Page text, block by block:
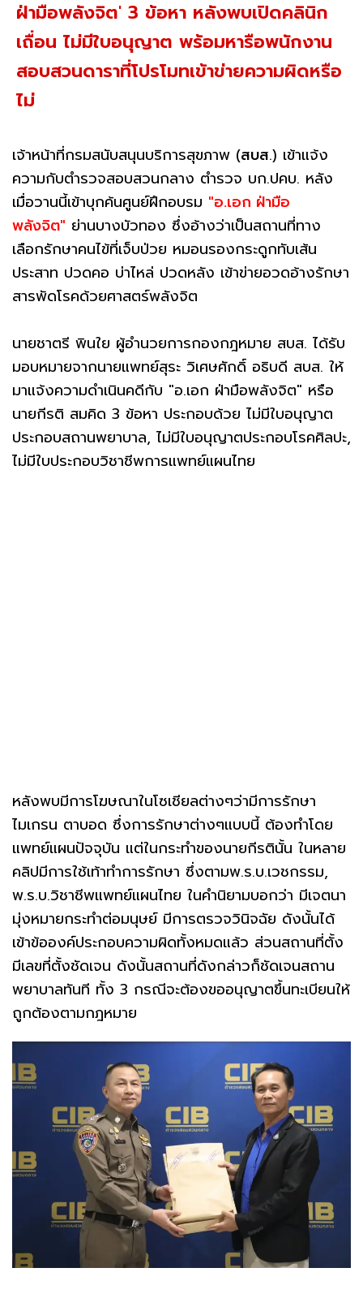
ฝ่ามือพลังจิต' 3 ข้อหา หลังพบเปิดคลินิก
เถื่อน ไม่มีใบอนุญาต พร้อมหารือพนักงาน
สอบสวนดาราที่โปรโมทเข้าข่ายความผิดหรือ
ไม่
เจ้าหน้าที่กรมสนับสนุนบริการสุขภาพ (สบส.) เข้าแจ้ง
ความกับตำรวจสอบสวนกลาง ตำรวจ บก.ปคบ. หลัง
เมื่อวานนี้เข้าบุกค้นศูนย์ฝึกอบรม "อ.เอก ฝ่ามือ
พลังจิต" ย่านบางบัวทอง ซึ่งอ้างว่าเป็นสถานที่ทาง
เลือกรักษาคนไข้ที่เจ็บป่วย หมอนรองกระดูกทับเส้น
ประสาท ปวดคอ บ่าไหล่ ปวดหลัง เข้าข่ายอวดอ้างรักษา
สารพัดโรคด้วยศาสตร์พลังจิต
นายชาตรี พินใย ผู้อำนวยการกองกฎหมาย สบส. ได้รับ
มอบหมายจากนายแพทย์สุระ วิเศษศักดิ์ อธิบดี สบส. ให้
มาแจ้งความดำเนินคดีกับ "อ.เอก ฝ่ามือพลังจิต" หรือ
นายกีรติ สมคิด 3 ข้อหา ประกอบด้วย ไม่มีใบอนุญาต
ประกอบสถานพยาบาล, ไม่มีใบอนุญาตประกอบโรคศิลปะ,
ไม่มีใบประกอบวิชาชีพการแพทย์แผนไทย
หลังพบมีการโฆษณาในโซเชียลต่างๆว่ามีการรักษา
ไมเกรน ตาบอด ซึ่งการรักษาต่างๆแบบนี้ ต้องทำโดย
แพทย์แผนปัจจุบัน แต่ในกระทำของนายกีรตินั้น ในหลาย
คลิปมีการใช้เท้าทำการรักษา ซึ่งตามพ.ร.บ.เวชกรรม,
พ.ร.บ.วิชาชีพแพทย์แผนไทย ในคำนิยามบอกว่า มีเจตนา
มุ่งหมายกระทำต่อมนุษย์ มีการตรวจวินิจฉัย ดังนั้นได้
เข้าข้อองค์ประกอบความผิดทั้งหมดแล้ว ส่วนสถานที่ตั้ง
มีเลขที่ตั้งชัดเจน ดังนั้นสถานที่ดังกล่าวก็ชัดเจนสถาน
พยาบาลทันที ทั้ง 3 กรณีจะต้องขออนุญาตขึ้นทะเบียนให้
ถูกต้องตามกฎหมาย